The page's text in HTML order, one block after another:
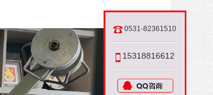
0531-82361510
15318816612